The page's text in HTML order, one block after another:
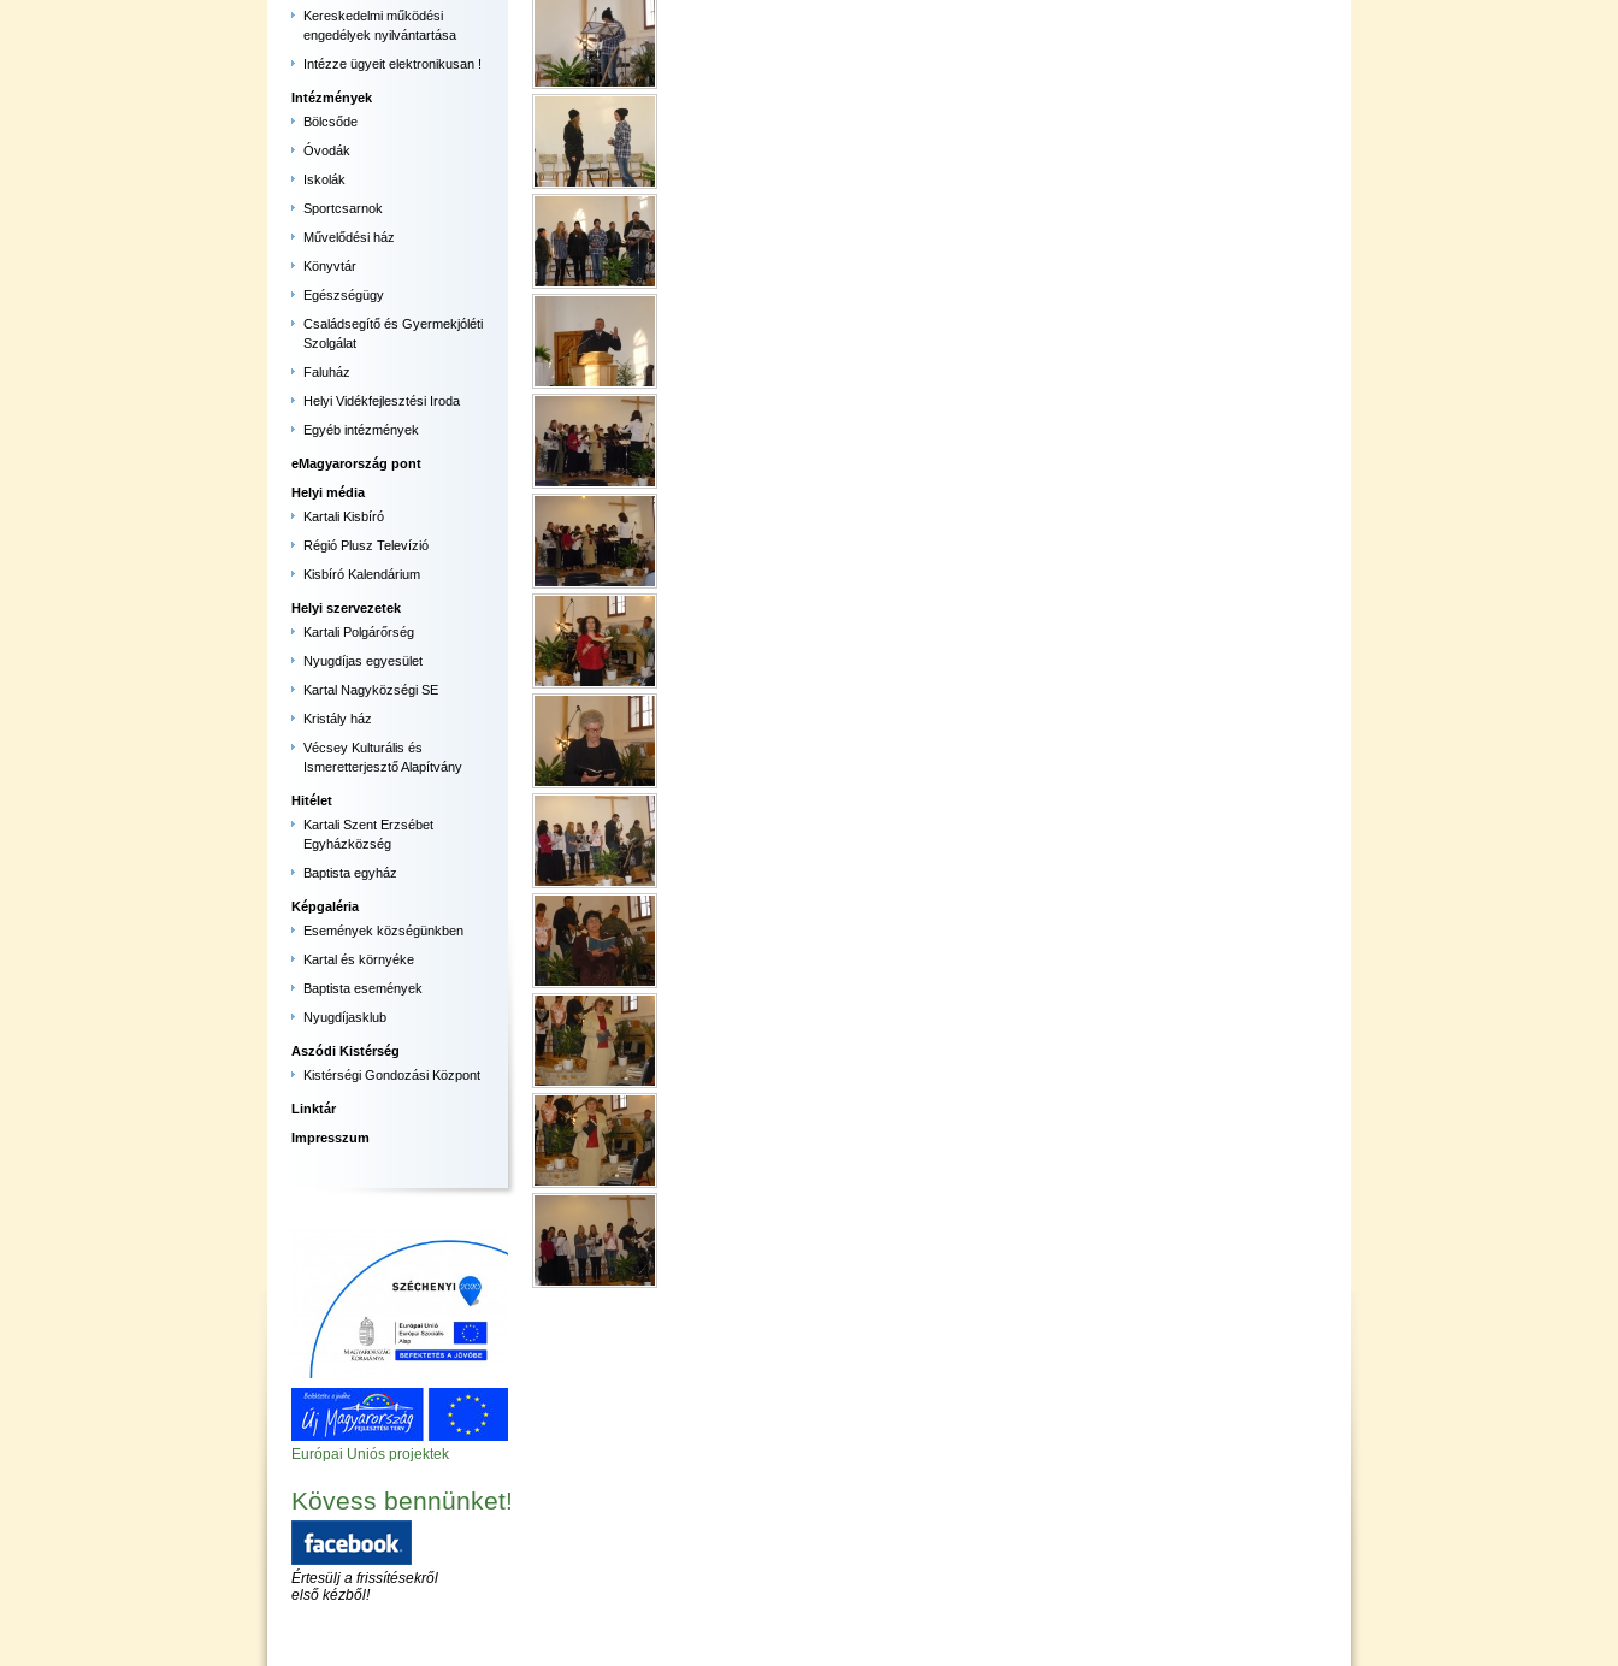
Kereskedelmi működési
engedélyek nyilvántartása
Intézze ügyeit elektronikusan !
Intézmények
Bölcsőde
Óvodák
Iskolák
Sportcsarnok
Művelődési ház
Könyvtár
Egészségügy
Családsegítő és Gyermekjóléti
Szolgálat
Faluház
Helyi Vidékfejlesztési Iroda
Egyéb intézmények
eMagyarország pont
Helyi média
Kartali Kisbíró
Régió Plusz Televízió
Kisbíró Kalendárium
Helyi szervezetek
Kartali Polgárőrség
Nyugdíjas egyesület
Kartal Nagyközségi SE
Kristály ház
Vécsey Kulturális és
Ismeretterjesztő Alapítvány
Hitélet
Kartali Szent Erzsébet
Egyházközség
Baptista egyház
Képgaléria
Események községünkben
Kartal és környéke
Baptista események
Nyugdíjasklub
Aszódi Kistérség
Kistérségi Gondozási Központ
Linktár
Impresszum
Európai Uniós projektek
Kövess bennünket!
Értesülj a frissítésekről
első kézből!